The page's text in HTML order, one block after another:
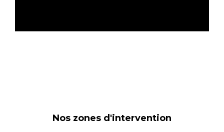
Nos zones d'intervention